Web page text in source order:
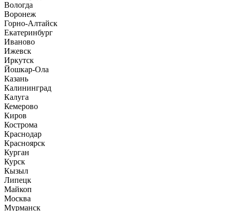
Вологда
Воронеж
Горно-Алтайск
Екатеринбург
Иваново
Ижевск
Иркутск
Йошкар-Ола
Казань
Калининград
Калуга
Кемерово
Киров
Кострома
Краснодар
Красноярск
Курган
Курск
Кызыл
Липецк
Майкоп
Москва
Мурманск